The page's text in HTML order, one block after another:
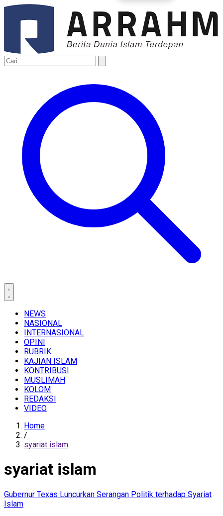
NEWS
NASIONAL
INTERNASIONAL
OPINI
RUBRIK
KAJIAN ISLAM
KONTRIBUSI
MUSLIMAH
KOLOM
REDAKSI
VIDEO
Home
/
syariat islam
syariat islam
Gubernur Texas Luncurkan Serangan Politik terhadap Syariat
Islam